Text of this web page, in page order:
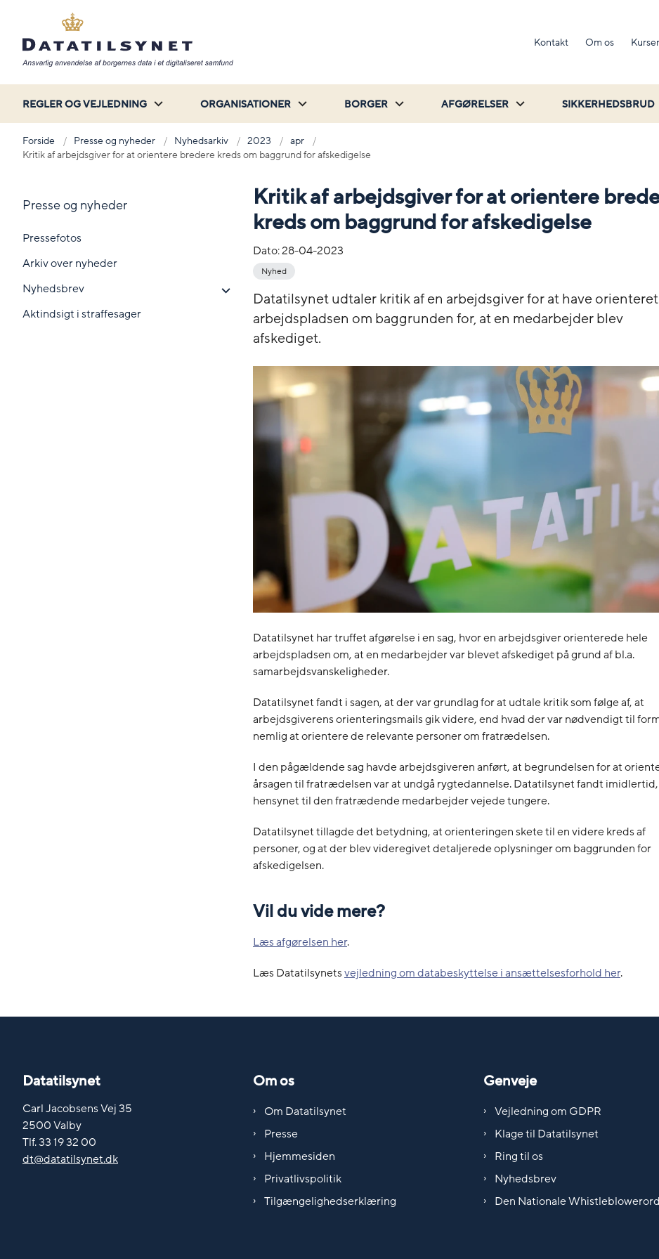
Kontakt Om os Kurser
REGLER OG VEJLEDNING ORGANISATIONER BORGER AFGØRELSER SIKKERHEDSBRUD
Forside Presse og nyheder Nyhedsarkiv 2023
apr
Kritik af arbejdsgiver for at orientere bredere kreds om baggrund for afskedigelse
Presse og nyheder
Pressefotos
Arkiv over nyheder
Nyhedsbrev
Aktindsigt i straffesager
Kritik af arbejdsgiver for at orientere
kreds om baggrund for afskedigelse
Dato:28-04-2023
Nyhed
Datatilsynet udtaler kritik af en arbejdsgiver for at have
arbejdspladsen om baggrunden for, at en medarbejder blev
afskediget.
Datatilsynet har truffet afgørelse i en sag, hvor en arbejdsgiver orienterede hele
arbejdspladsen om, at en medarbejder var blevet afskediget på grund af bl.a.
samarbejdsvanskeligheder.
Datatilsynet fandt i sagen, at der var grundlag for at udtale kritik som følge af, at
arbejdsgiverens orienteringsmails gik videre, end hvad der var nødvendigt til
nemlig at orientere de relevante personer om fratrædelsen.
I den pågældende sag havde arbejdsgiveren anført, at begrundelsen for at
årsagen til fratrædelsen var at undgå rygtedannelse. Datatilsynet fandt
hensynet til den fratrædende medarbejder vejede tungere.
Datatilsynet tillagde det betydning, at orienteringen skete til en videre kreds af
personer, og at der blev videregivet detaljerede oplysninger om baggrunden for
afskedigelsen.
Vil du vide mere?
Læs afgørelsen her.
Læs Datatilsynetsvejledning om databeskyttelse i ansættelsesforhold her.
Datatilsynet
Carl Jacobsens Vej 35
2500 Valby
Tlf. 33 19 32 00
dt@datatilsynet.dk
Om os
Om Datatilsynet
Presse
Hjemmesiden
Privatlivspolitik
Tilgængelighedserklæring
Genveje
Vejledning om GDPR
Klage til Datatilsynet
Ring til os
Nyhedsbrev
Den Nationale